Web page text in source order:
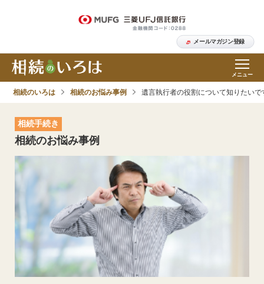
メールマガジン登録
メニュー
相続のいろは 相続のお悩み事例 遺言執行者の役割について知りたいで
相続手続き
相続のお悩み事例